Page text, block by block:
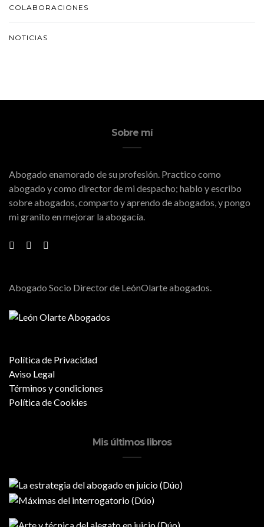
COLABORACIONES
NOTICIAS
Sobre mí
Abogado enamorado de su profesión. Practico como
abogado y como director de mi despacho; hablo y escribo
sobre abogados, comparto y aprendo de abogados, y pongo
mi granito en mejorar la abogacía.
Abogado Socio Director de LeónOlarte abogados.
Política de Privacidad
Aviso Legal
Términos y condiciones
Política de Cookies
Mis últimos libros